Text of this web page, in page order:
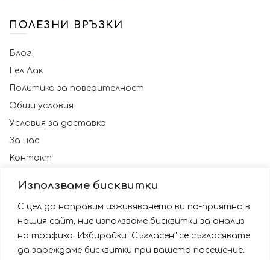
Използваме бисквитки
С цел да направим изживяването ви по-приятно в
нашия сайт, ние използваме бисквитки за анализ
на трафика. Избирайки "Съгласен" се съгласявате
да зареждаме бисквитки при вашето посещение.
ПОЛЕЗНИ ВРЪЗКИ
Блог
Гел Лак
Политика за поверителност
Общи условия
Условия за доставка
За нас
Контакт